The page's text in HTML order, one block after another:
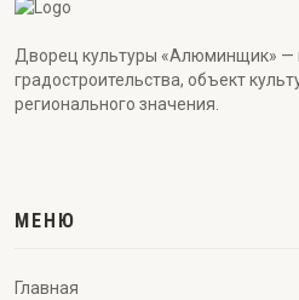
Дворец культуры «Алюминщик» —
градостроительства, объект
регионального значения.
МЕНЮ
Главная